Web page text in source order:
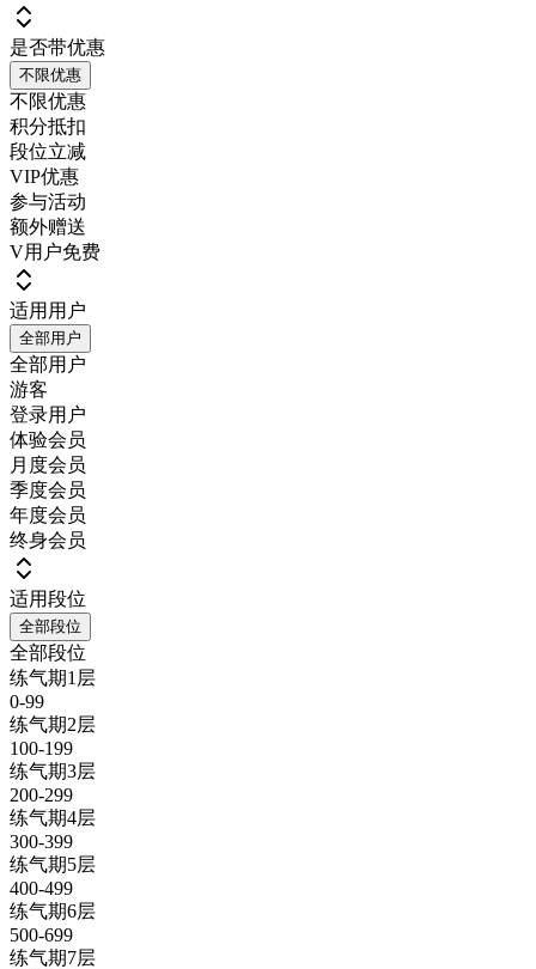
是否带优惠
不限优惠
不限优惠
积分抵扣
段位立减
VIP优惠
参与活动
额外赠送
V用户免费
适用用户
全部用户
全部用户
游客
登录用户
体验会员
月度会员
季度会员
年度会员
终身会员
适用段位
全部段位
全部段位
练气期1层
0-99
练气期2层
100-199
练气期3层
200-299
练气期4层
300-399
练气期5层
400-499
练气期6层
500-699
练气期7层